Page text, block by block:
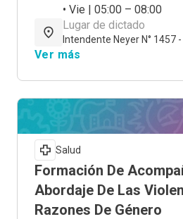
• Vie | 05:00 – 08:00
Lugar de dictado
Intendente Neyer N° 1457
Ver más
Salud
Formación De
Abordaje De Las
Razones De Género